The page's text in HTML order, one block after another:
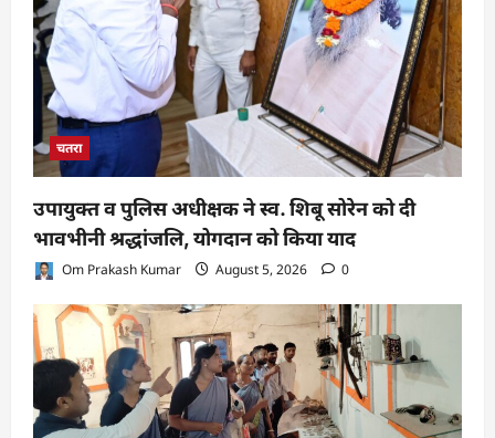
चतरा
उपायुक्त व पुलिस अधीक्षक ने स्व. शिबू सोरेन को दी
भावभीनी श्रद्धांजलि, योगदान को किया याद
Om Prakash Kumar August 5, 2026 0